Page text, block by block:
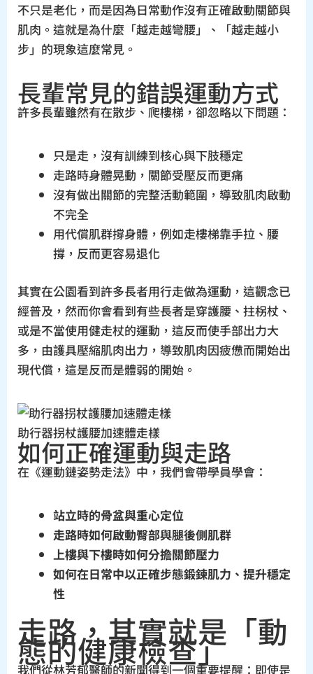
不只是老化，而是因為日常動作沒有正確啟動關節與
肌肉。這就是為什麼「越走越彎腰」、「越走越小
步」的現象這麼常見。
長輩常見的錯誤運動方式
許多長輩雖然有在散步、爬樓梯，卻忽略以下問題：
只是走，沒有訓練到核心與下肢穩定
走路時身體晃動，關節受壓反而更痛
沒有做出關節的完整活動範圍，導致肌肉啟動
不完全
用代償肌群撐身體，例如走樓梯靠手拉、腰
撐，反而更容易退化
其實在公園看到許多長者用行走做為運動，這觀念已
經普及，然而你會看到有些長者是穿護腰、拄柺杖、
或是不當使用健走杖的運動，這反而使手部出力大
多，由護具壓縮肌肉出力，導致肌肉因疲憊而開始出
現代償，這是反而是體弱的開始。
助行器拐杖護腰加速體走樣
如何正確運動與走路
在《運動鏈姿勢走法》中，我們會帶學員學會：
站立時的骨盆與重心定位
走路時如何啟動臀部與腿後側肌群
上樓與下樓時如何分擔關節壓力
如何在日常中以正確步態鍛鍊肌力、提升穩定
性
走路，其實就是「動
態的健康檢查」
我們從林芳郁醫師的新聞得到一個重要提醒：即使是